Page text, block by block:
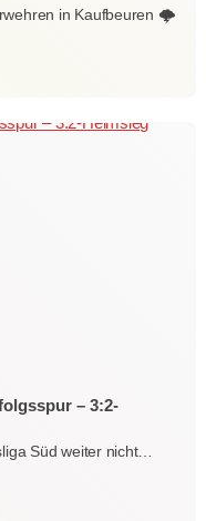
in Kaufbeuren 🌩️
– 3:2-
Süd weiter nicht…